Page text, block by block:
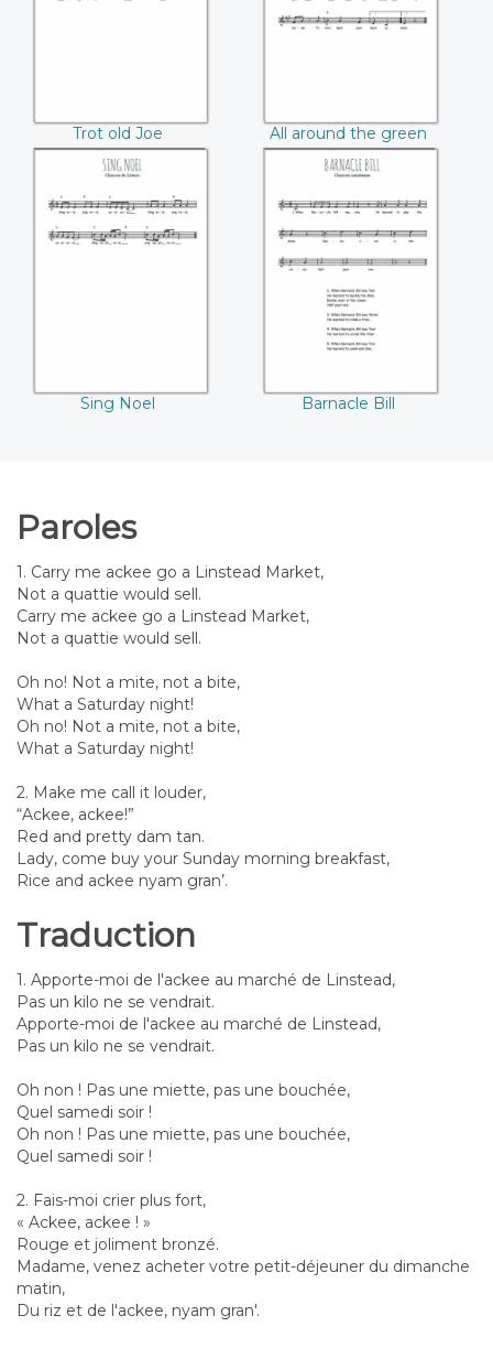
Trot old Joe
All around the green
apple tree
Sing Noel
Sing Noel
Barnacle Bill
Barnacle Bill
Paroles
1. Carry me ackee go a Linstead Market,
Not a quattie would sell.
Carry me ackee go a Linstead Market,
Not a quattie would sell.
Oh no! Not a mite, not a bite,
What a Saturday night!
Oh no! Not a mite, not a bite,
What a Saturday night!
2. Make me call it louder,
“Ackee, ackee!”
Red and pretty dam tan.
Lady, come buy your Sunday morning breakfast,
Rice and ackee nyam gran’.
Traduction
1. Apporte-moi de l'ackee au marché de Linstead,
Pas un kilo ne se vendrait.
Apporte-moi de l'ackee au marché de Linstead,
Pas un kilo ne se vendrait.
Oh non ! Pas une miette, pas une bouchée,
Quel samedi soir !
Oh non ! Pas une miette, pas une bouchée,
Quel samedi soir !
2. Fais-moi crier plus fort,
« Ackee, ackee ! »
Rouge et joliment bronzé.
Madame, venez acheter votre petit-déjeuner du dimanche
matin,
Du riz et de l'ackee, nyam gran'.